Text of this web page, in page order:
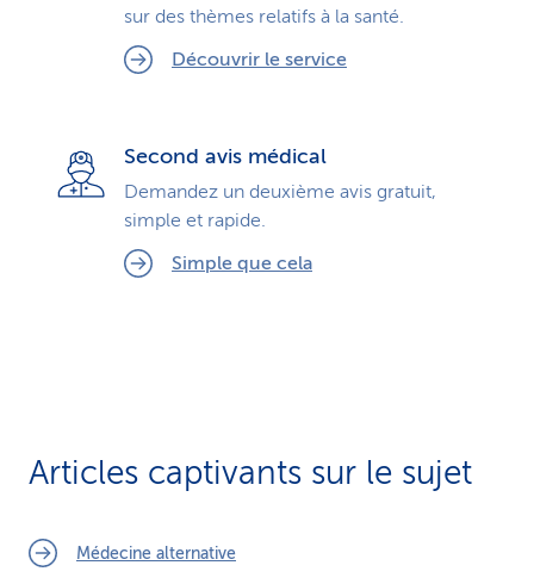
sur des thèmes relatifs à la santé.
Découvrir le service
Second avis médical
Demandez un deuxième avis gratuit,
simple et rapide.
Simple que cela
Articles captivants sur le sujet
Médecine alternative